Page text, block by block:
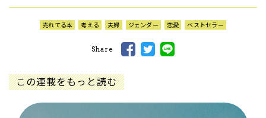
売れてる本 考える 夫婦 ジェンダー 恋愛 ベストセラー
Share
この連載をもっと読む